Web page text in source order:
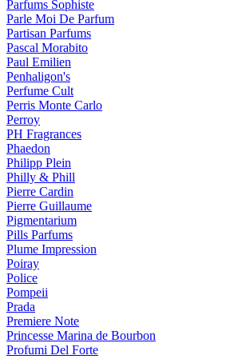
Parfums Sophiste
Parle Moi De Parfum
Partisan Parfums
Pascal Morabito
Paul Emilien
Penhaligon's
Perfume Cult
Perris Monte Carlo
Perroy
PH Fragrances
Phaedon
Philipp Plein
Philly & Phill
Pierre Cardin
Pierre Guillaume
Pigmentarium
Pills Parfums
Plume Impression
Poiray
Police
Pompeii
Prada
Premiere Note
Princesse Marina de Bourbon
Profumi Del Forte